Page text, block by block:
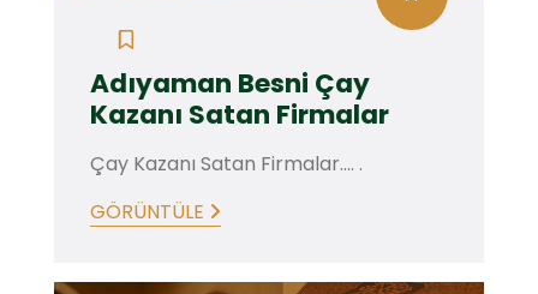
Adıyaman Besni Çay
Kazanı Satan Firmalar
Çay Kazanı Satan Firmalar.... .
GÖRÜNTÜLE